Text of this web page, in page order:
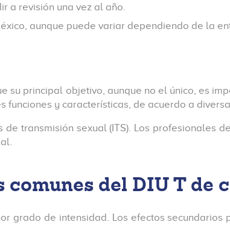
a revisión una vez al año.
aunque puede variar dependiendo de la
principal objetivo, aunque no el único, es
y características, de acuerdo a
transmisión sexual (ITS). Los profesionales
del DIU T de
grado de intensidad. Los efectos secundarios